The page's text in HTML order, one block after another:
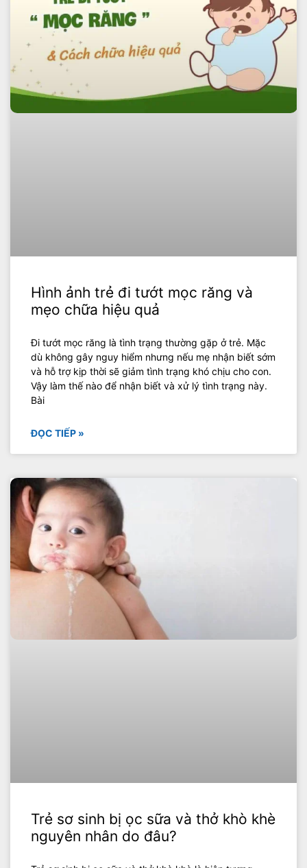
Hình ảnh trẻ đi tướt mọc răng và
mẹo chữa hiệu quả
Đi tướt mọc răng là tình trạng thường gặp ở trẻ. Mặc
dù không gây nguy hiểm nhưng nếu mẹ nhận biết sớm
và hỗ trợ kịp thời sẽ giảm tình trạng khó chịu cho con.
Vậy làm thế nào để nhận biết và xử lý tình trạng này.
Bài
ĐỌC TIẾP »
Trẻ sơ sinh bị ọc sữa và thở khò khè
nguyên nhân do đâu?